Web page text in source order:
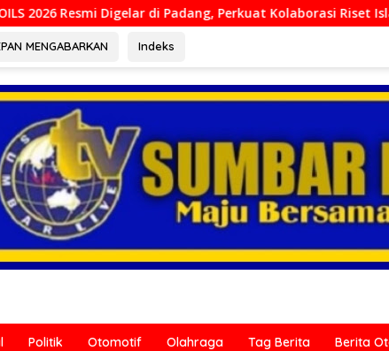
Perkuat Kolaborasi Riset Islam Bertaraf Internasional
MENGABARKAN Indeks
Politik Otomotif Olahraga Tag Berita Berita